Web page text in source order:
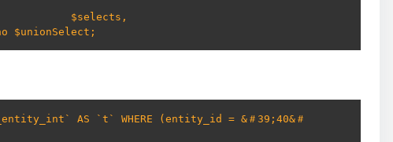
$selects,
AS `t` WHERE (entity_id = &＃39;40&＃